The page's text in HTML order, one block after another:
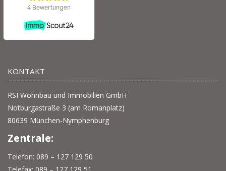
KONTAKT
RSI Wohnbau und Immobilien GmbH
Notburgastraße 3 (am Romanplatz)
80639 München-Nymphenburg
Zentrale:
Telefon: 089 – 127 129 50